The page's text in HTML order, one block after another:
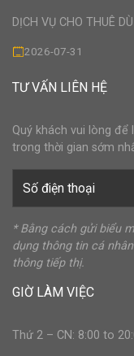
DỊCH VỤ CHO THUÊ
2026-07-31
TƯ VẤN LIÊN HỆ
Quý khách vui lòng để
trong thời gian sớm
* Bằng cách gửi biểu
dụng thông tin cá
thông tiếp thị.
GIỜ LÀM VIỆC
Thứ 2 – CN: 8:00 to